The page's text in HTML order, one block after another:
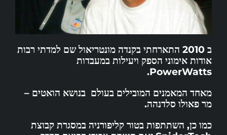
ב 2010 התארחתי בקנדה מונטריאול שם למדתי רבות
אודות אימוני הספק ויעילות במעבדות
PowerWatts.
מאחד המאמנים המובילים בעולם בנושא הואטים –
מר פאולו סלדנהה.
כמו כן, השתתפות בטור קליפורניה במסגרת קבוצת